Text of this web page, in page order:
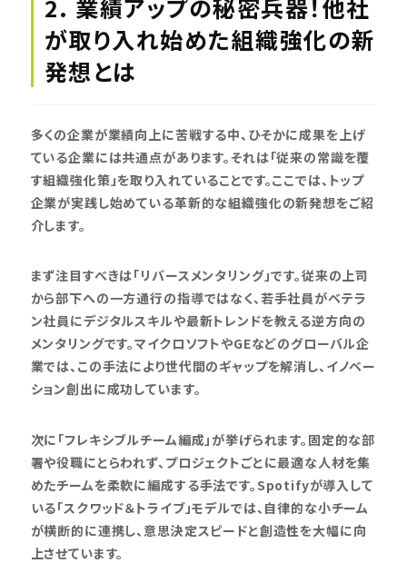
2. 業績アップの秘密兵器！他社
が取り入れ始めた組織強化の新
発想とは
多くの企業が業績向上に苦戦する中、ひそかに成果を上げ
ている企業には共通点があります。それは「従来の常識を覆
す組織強化策」を取り入れていることです。ここでは、トップ
企業が実践し始めている革新的な組織強化の新発想をご紹
介します。
まず注目すべきは「リバースメンタリング」です。従来の上司
から部下への一方通行の指導ではなく、若手社員がベテラ
ン社員にデジタルスキルや最新トレンドを教える逆方向の
メンタリングです。マイクロソフトやGEなどのグローバル企
業では、この手法により世代間のギャップを解消し、イノベー
ション創出に成功しています。
次に「フレキシブルチーム編成」が挙げられます。固定的な部
署や役職にとらわれず、プロジェクトごとに最適な人材を集
めたチームを柔軟に編成する手法です。Spotifyが導入して
いる「スクワッド＆トライブ」モデルでは、自律的な小チーム
が横断的に連携し、意思決定スピードと創造性を大幅に向
上させています。